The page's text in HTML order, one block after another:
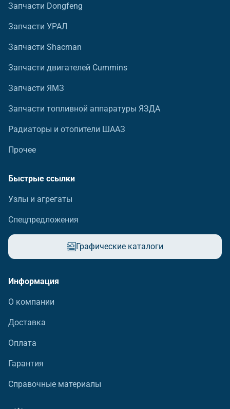
Запчасти Dongfeng
Запчасти УРАЛ
Запчасти Shacman
Запчасти двигателей Cummins
Запчасти ЯМЗ
Запчасти топливной аппаратуры ЯЗДА
Радиаторы и отопители ШААЗ
Прочее
Быстрые ссылки
Узлы и агрегаты
Спецпредложения
Графические каталоги
Информация
О компании
Доставка
Оплата
Гарантия
Справочные материалы